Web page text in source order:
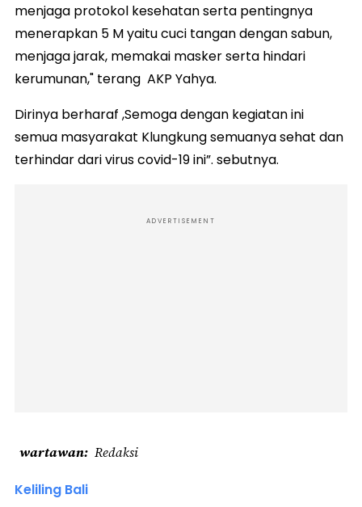
menjaga protokol kesehatan serta pentingnya
menerapkan 5 M yaitu cuci tangan dengan sabun,
menjaga jarak, memakai masker serta hindari
kerumunan," terang AKP Yahya.
Dirinya berharaf ,Semoga dengan kegiatan ini
semua masyarakat Klungkung semuanya sehat dan
terhindar dari virus covid-19 ini”. sebutnya.
ADVERTISEMENT
wartawan Redaksi
Keliling Bali